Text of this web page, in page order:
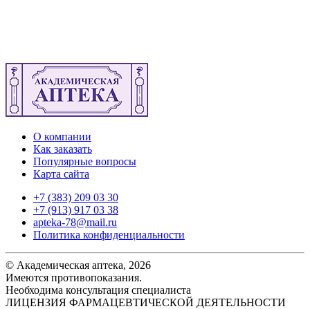
О компании
Как заказать
Популярные вопросы
Карта сайта
+7 (383) 209 03 30
+7 (913) 917 03 38
apteka-78@mail.ru
Политика конфиденциальности
© Академическая аптека, 2026
Имеются противопоказания.
Необходима консультация специалиста
ЛИЦЕНЗИЯ ФАРМАЦЕВТИЧЕСКОЙ ДЕЯТЕЛЬНОСТИ